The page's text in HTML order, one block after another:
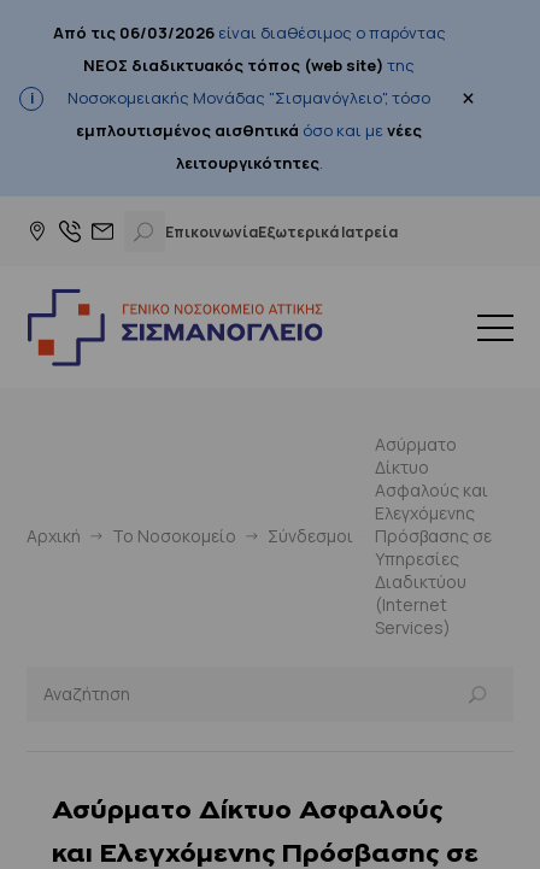
Από τις 06/03/2026είναι διαθέσιμος ο παρόντας
ΝΕΟΣ διαδικτυακός τόπος (web site) της
Νοσοκομειακής Μονάδας "Σισμανόγλειο", τόσο
εμπλουτισμένος αισθητικά όσο και μενέες
λειτουργικότητες.
×
ΕπικοινωνίαΕξωτερικά Ιατρεία
Αρχική Το Νοσοκομείο Σύνδεσμοι
Ασύρματο
Δίκτυο
Ασφαλούς και
Ελεγχόμενης
Πρόσβασης σε
Υπηρεσίες
Διαδικτύου
(Internet
Services)
Ασύρματο Δίκτυο Ασφαλούς
και Ελεγχόμενης Πρόσβασης σε